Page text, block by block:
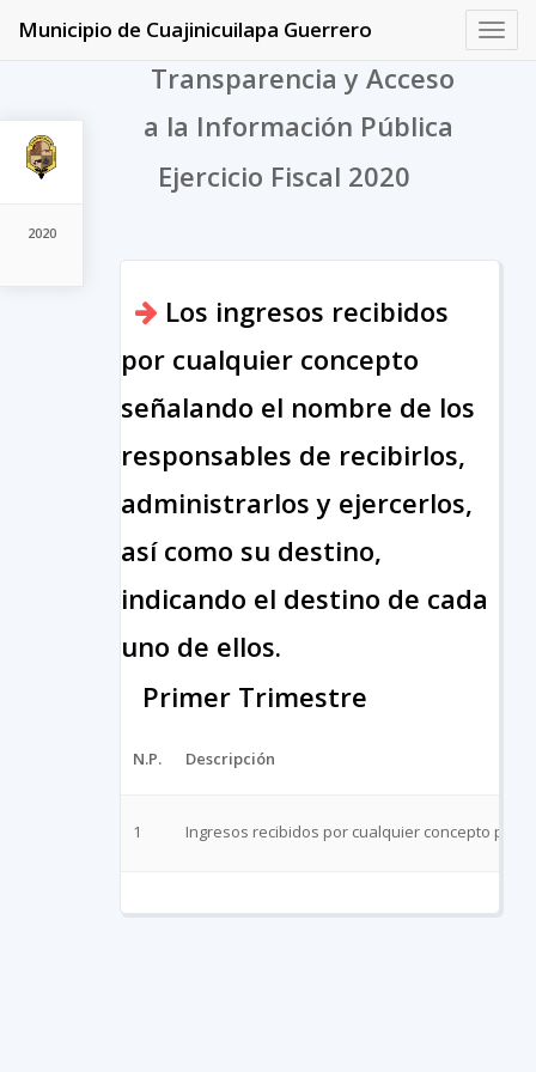
2020
Municipio de Cuajinicuilapa Guerrero
Transparencia y Acceso
a la Información Pública
Ejercicio Fiscal 2020
Los ingresos recibidos
por cualquier concepto
señalando el nombre de los
responsables de recibirlos,
administrarlos y ejercerlos,
así como su destino,
indicando el destino de cada
uno de ellos.
Primer Trimestre
N.P. Descripción
1 Ingresos recibidos por cualquier concepto por